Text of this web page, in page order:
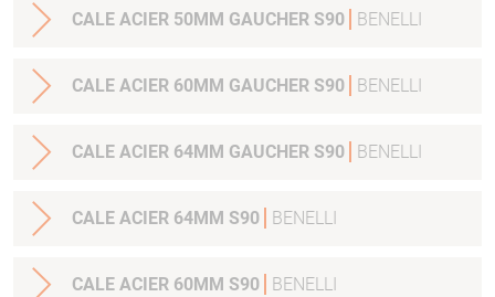
CALE ACIER 50MM GAUCHER S90 BENELLI
CALE ACIER 60MM GAUCHER S90 BENELLI
CALE ACIER 64MM GAUCHER S90 BENELLI
CALE ACIER 64MM S90 BENELLI
CALE ACIER 60MM S90 BENELLI